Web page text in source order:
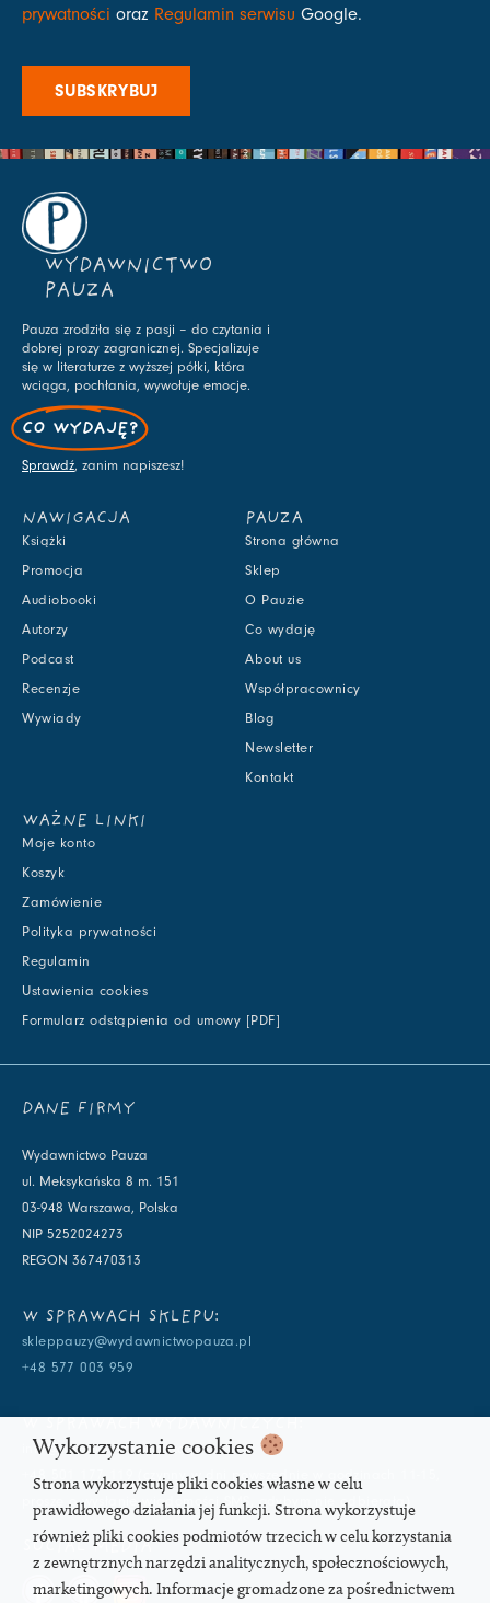
prywatności oraz Regulamin serwisu Google.
SUBSKRYBUJ
WYDAWNICTWO
PAUZA
Pauza zrodziła się z pasji – do czytania i
dobrej prozy zagranicznej. Specjalizuje
się w literaturze z wyższej półki, która
wciąga, pochłania, wywołuje emocje.
CO WYDAJĘ?
Sprawdź, zanim napiszesz!
NAWIGACJA
Książki
Promocja
Audiobooki
Autorzy
Podcast
Recenzje
Wywiady
PAUZA
Strona główna
Sklep
O Pauzie
Co wydaję
About us
Współpracownicy
Blog
Newsletter
Kontakt
WAŻNE LINKI
Moje konto
Koszyk
Zamówienie
Polityka prywatności
Regulamin
Ustawienia cookies
Formularz odstąpienia od umowy [PDF]
DANE FIRMY
Wydawnictwo Pauza
ul. Meksykańska 8 m. 151
03-948 Warszawa, Polska
NIP 5252024273
REGON 367470313
W SPRAWACH SKLEPU:
skleppauzy@wydawnictwopauza.pl
+48 577 003 959
info@wydawnictwopauza.pl
+48 501 177 119 (czynny w dni powszednie w godzinach 11-15,
proszę o wysłanie wiadomości SMS, gdybym nie odbierała)
SOCIAL MEDIA
Wykorzystanie cookies
Strona wykorzystuje pliki cookies własne w celu
prawidłowego działania jej funkcji. Strona wykorzystuje
również pliki cookies podmiotów trzecich w celu korzystania
z zewnętrznych narzędzi analitycznych, społecznościowych,
marketingowych. Informacje gromadzone za pośrednictwem